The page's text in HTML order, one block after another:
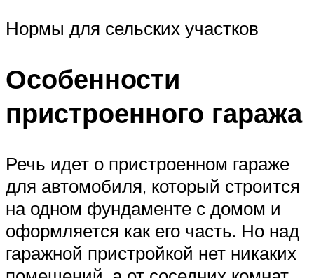
Нормы для сельских участков
Особенности
пристроенного гаража
Речь идет о пристроенном гараже
для автомобиля, который строится
на одном фундаменте с домом и
оформляется как его часть. Но над
гаражной пристройкой нет никаких